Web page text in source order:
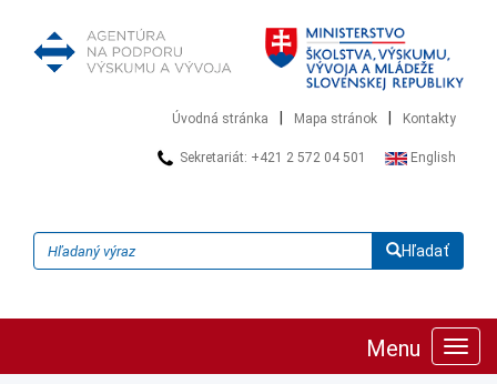
Úvodná stránka Mapa stránok Kontakty
Sekretariát: +421 2 572 04 501 English
Hľadať
Menu